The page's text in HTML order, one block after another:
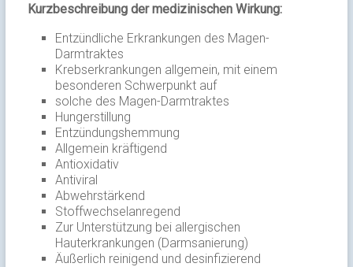
Kurzbeschreibung der medizinischen Wirkung:
Entzündliche Erkrankungen des Magen-
Darmtraktes
Krebserkrankungen allgemein, mit einem
besonderen Schwerpunkt auf
solche des Magen-Darmtraktes
Hungerstillung
Entzündungshemmung
Allgemein kräftigend
Antioxidativ
Antiviral
Abwehrstärkend
Stoffwechselanregend
Zur Unterstützung bei allergischen
Hauterkrankungen (Darmsanierung)
Äußerlich reinigend und desinfizierend